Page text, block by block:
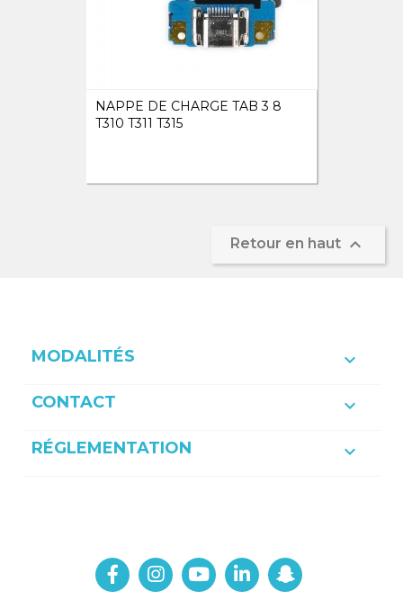
NAPPE DE CHARGE TAB 3 8
T310 T311 T315
Retour en haut 
MODALITÉS 
CONTACT 
RÉGLEMENTATION 